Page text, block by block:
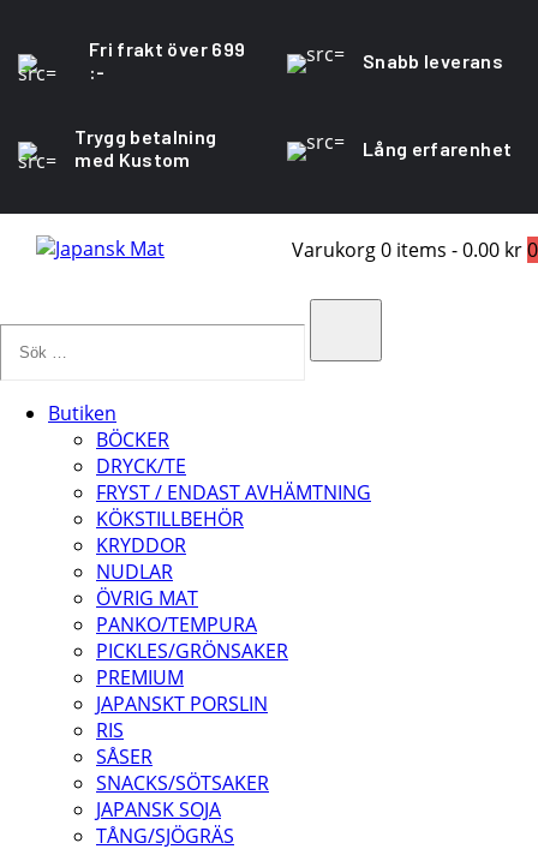
Fri frakt över 699
:-
Snabb leverans
Trygg betalning
med Kustom
Lång erfarenhet
Varukorg0 items -0.00 kr0
Butiken
BÖCKER
DRYCK/TE
FRYST / ENDAST AVHÄMTNING
KÖKSTILLBEHÖR
KRYDDOR
NUDLAR
ÖVRIG MAT
PANKO/TEMPURA
PICKLES/GRÖNSAKER
PREMIUM
JAPANSKT PORSLIN
RIS
SÅSER
SNACKS/SÖTSAKER
JAPANSK SOJA
TÅNG/SJÖGRÄS